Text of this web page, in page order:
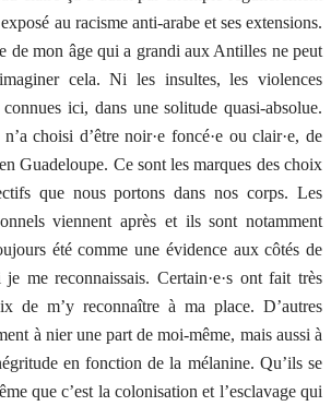
au racisme anti-arabe et ses extensions.
de mon âge qui a grandi aux Antilles ne peut
cela. Ni les insultes, les violences
ici, dans une solitude quasi-absolue.
choisi d’être noir·e foncé·e ou clair·e, de
Guadeloupe. Ce sont les marques des choix
que nous portons dans nos corps. Les
viennent après et ils sont notamment
été comme une évidence aux côtés de
me reconnaissais. Certain·e·s ont fait très
de m’y reconnaître à ma place. D’autres
à nier une part de moi-même, mais aussi à
en fonction de la mélanine. Qu’ils se
que c’est la colonisation et l’esclavage qui